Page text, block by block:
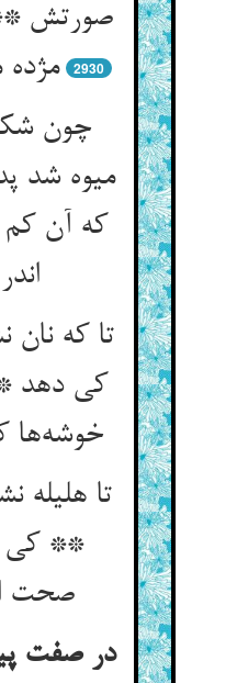
صورتش
2930
چون
میوه شد
که آن
تا که
کی دهد
خوشه‌ها
تا هلیله
** کی
در صفت